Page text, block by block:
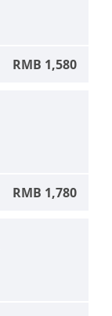
RMB 1,580
RMB 1,780